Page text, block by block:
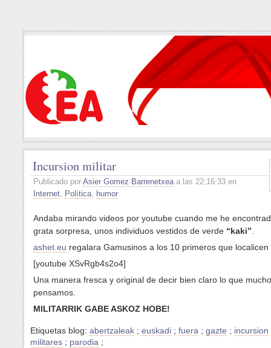
Incursion militar
Publicado por Asier Gomez Barrenetxeaa las 22:16:33 en
Internet, Política, humor
Andaba mirando videos por youtube cuando me he
grata sorpresa, unos individuos vestidos de verde “kaki”
ashet.eu regalara Gamusinos a los 10 primeros que
[youtube XSvRgb4s2o4]
Una manera fresca y original de decir bien claro lo que
pensamos.
MILITARRIK GABE ASKOZ HOBE!
Etiquetas blog: abertzaleak ; euskadi ; fuera ; gazte ; incursion
militares ; parodia ;